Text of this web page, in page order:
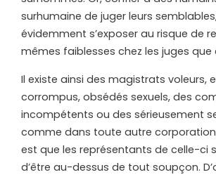
surhumaine de juger leurs
évidemment s’exposer au risque de
mêmes faiblesses chez les juges que
Il existe ainsi des magistrats voleurs,
corrompus, obsédés sexuels, des
incompétents ou des sérieusement
comme dans toute autre
est que les représentants de celle-ci
d’être au-dessus de tout soupçon.